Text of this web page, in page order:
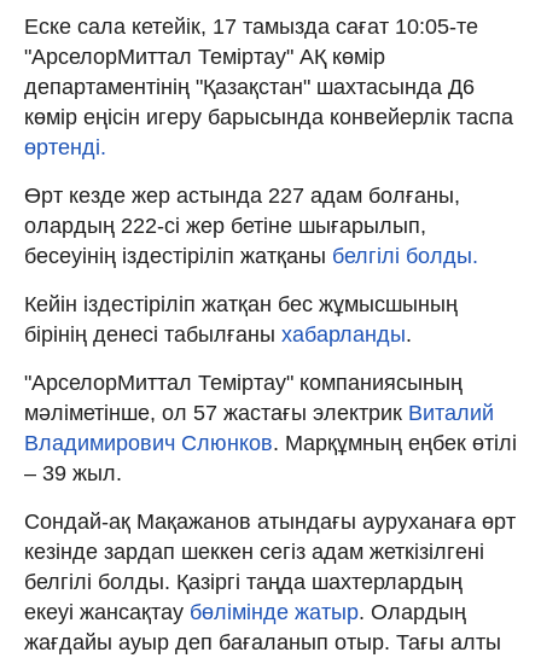
Еске сала кетейік, 17 тамызда сағат 10:05-те
"АрселорМиттал Теміртау" АҚ көмір
департаментінің "Қазақстан" шахтасында Д6
көмір еңісін игеру барысында конвейерлік таспа
өртенді.
Өрт кезде жер астында 227 адам болғаны,
олардың 222-сі жер бетіне шығарылып,
бесеуінің іздестіріліп жатқаны белгілі болды.
Кейін іздестіріліп жатқан бес жұмысшының
бірінің денесі табылғаны хабарланды.
"АрселорМиттал Теміртау" компаниясының
мәліметінше, ол 57 жастағы электрик Виталий
Владимирович Слюнков. Марқұмның еңбек өтілі
– 39 жыл.
Сондай-ақ Мақажанов атындағы ауруханаға өрт
кезінде зардап шеккен сегіз адам жеткізілгені
белгілі болды. Қазіргі таңда шахтерлардың
екеуі жансақтау бөлімінде жатыр. Олардың
жағдайы ауыр деп бағаланып отыр. Тағы алты